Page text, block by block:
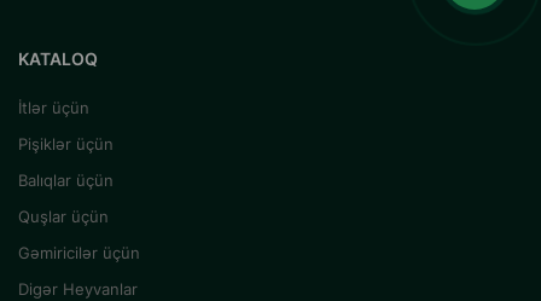
KATALOQ
İtlər üçün
Pişiklər üçün
Balıqlar üçün
Quşlar üçün
Gəmiricilər üçün
Digər Heyvanlar